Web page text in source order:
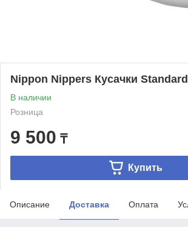
Nippon Nippers Кусачки
В наличии
Розница
9 500 ₸
Купить
Описание Доставка Оплата